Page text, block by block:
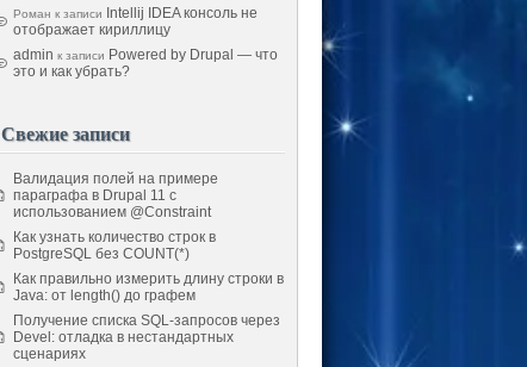
Роман к записи
Intellij IDEA консоль не
отображает кириллицу
admin к записи Powered by Drupal — что
это и как убрать?
Свежие записи
Валидация полей на примере
параграфа в Drupal 11 с
использованием @Constraint
Как узнать количество строк в
PostgreSQL без COUNT(*)
Как правильно измерить длину строки в
Java: от length() до графем
Получение списка SQL-запросов через
Devel: отладка в нестандартных
сценариях